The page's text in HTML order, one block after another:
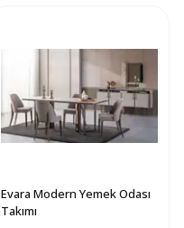
Evara Modern Yemek Odası
Takımı